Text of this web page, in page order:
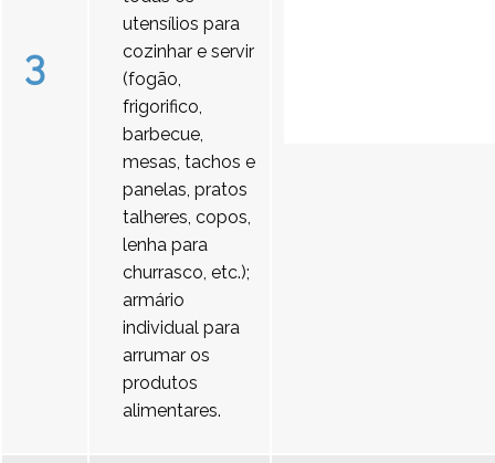
3
utensílios para
cozinhar e servir
(fogão,
frigorifico,
barbecue,
mesas, tachos e
panelas, pratos
talheres, copos,
lenha para
churrasco, etc.);
armário
individual para
arrumar os
produtos
alimentares.